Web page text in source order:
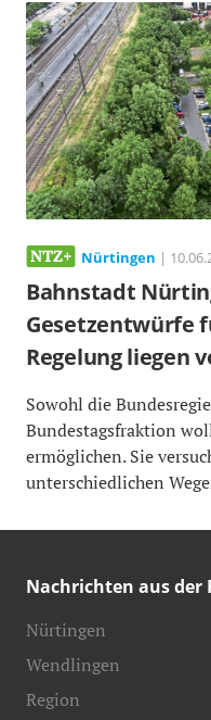
Nürtingen |
Bahnstadt
Gesetzentwürfe
Regelung liegen
Sowohl die
Bundestagsfraktion
ermöglichen. Sie
unterschiedlichen
Nachrichten aus der
Nürtingen
Wendlingen
Region